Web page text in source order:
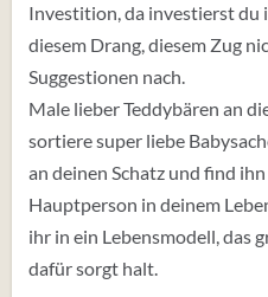
Investition, da investierst du
diesem Drang, diesem Zug
Suggestionen nach.
Male lieber Teddybären an
sortiere super liebe
an deinen Schatz und find
Hauptperson in deinem
ihr in ein Lebensmodell, das
dafür sorgt halt.